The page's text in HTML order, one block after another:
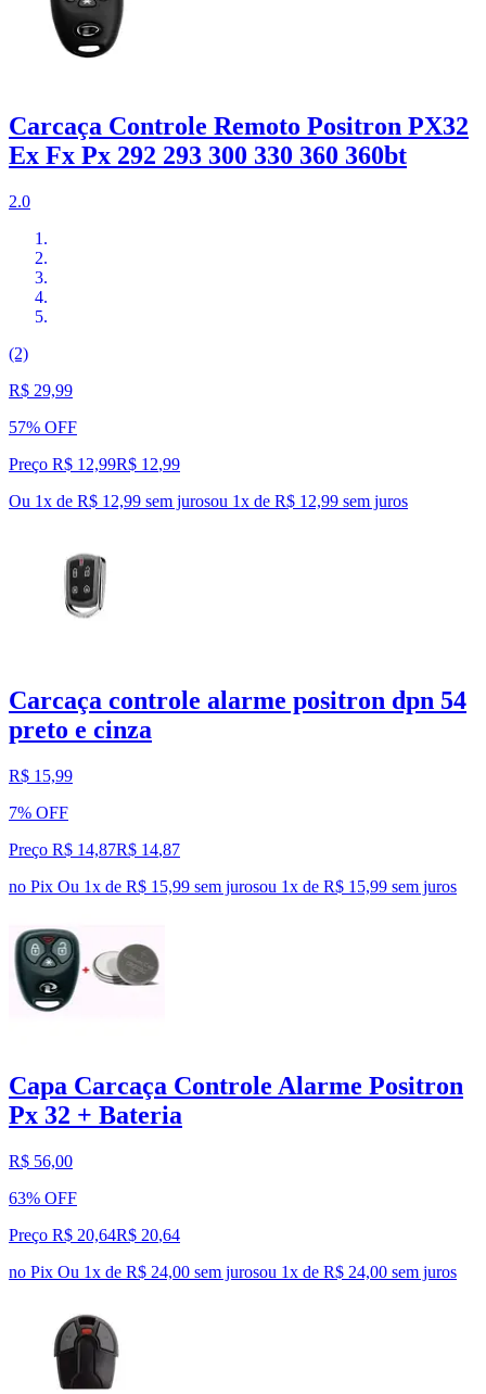
Carcaça Controle Remoto Positron PX32
Ex Fx Px 292 293 300 330 360 360bt
2.0
(2)
R$ 29,99
57% OFF
Preço R$ 12,99R$ 12,99
Ou 1x de R$ 12,99 sem jurosou 1x de R$ 12,99 sem juros
Carcaça controle alarme positron dpn 54
preto e cinza
R$ 15,99
7% OFF
Preço R$ 14,87R$ 14,87
no Pix Ou 1x de R$ 15,99 sem jurosou 1x de R$ 15,99 sem juros
Capa Carcaça Controle Alarme Positron
Px 32 + Bateria
R$ 56,00
63% OFF
Preço R$ 20,64R$ 20,64
no Pix Ou 1x de R$ 24,00 sem jurosou 1x de R$ 24,00 sem juros